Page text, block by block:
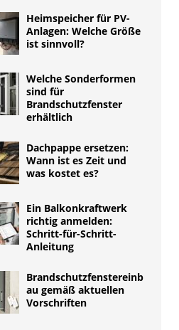
Heimspeicher für PV-
Anlagen: Welche Größe
ist sinnvoll?
Welche Sonderformen
sind für
Brandschutzfenster
erhältlich
Dachpappe ersetzen:
Wann ist es Zeit und
was kostet es?
Ein Balkonkraftwerk
richtig anmelden:
Schritt-für-Schritt-
Anleitung
Brandschutzfenstereinb
au gemäß aktuellen
Vorschriften